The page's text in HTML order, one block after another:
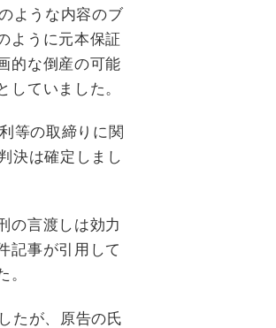
ような内容のブ
ように元本保証
的な倒産の可能
ていました。
等の取締りに関
決は確定しまし
の言渡しは効力
記事が引用して
。
たが、原告の氏